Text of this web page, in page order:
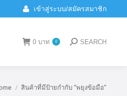
เข้าสู่ระบบ/สมัครสมาชิก
0 บาท 0 Search:
SEARCH
are here:
สินค้าที่มีป้ายกำกับ “พยุงข้อมือ”
บาท Search: